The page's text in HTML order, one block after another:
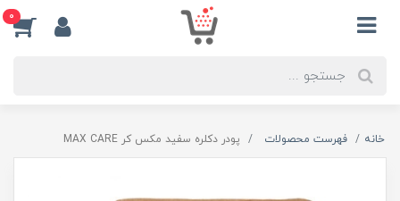
0
خانه فهرست محصولات پودر دکلره سفید مکس کر MAX CARE